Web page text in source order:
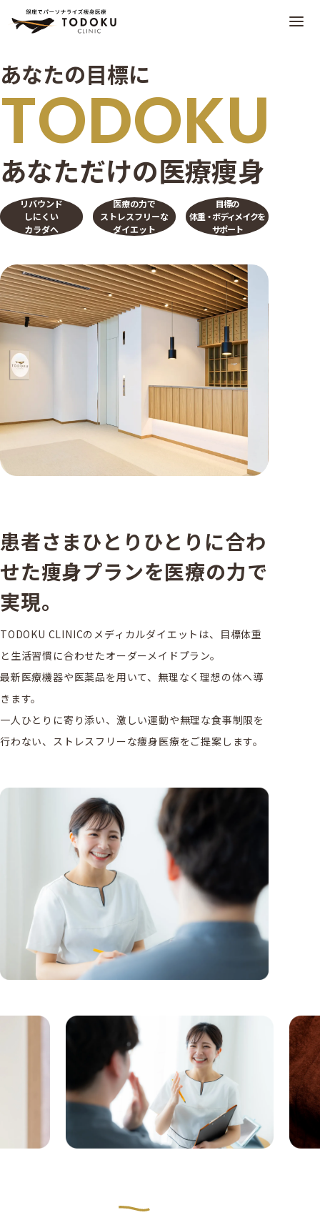
あなたの目標に
TODOKU
あなただけの医療痩身
リバウンド
しにくい
カラダへ
医療の力で
ストレスフリーな
ダイエット
目標の
体重・ボディメイクを
サポート
患者さまひとりひとりに合わ
せた痩身プランを医療の力で
実現。
TODOKU CLINICのメディカルダイエットは、目標体重
と生活習慣に合わせたオーダーメイドプラン。
最新医療機器や医薬品を用いて、無理なく理想の体へ導
きます。
一人ひとりに寄り添い、激しい運動や無理な食事制限を
行わない、ストレスフリーな痩身医療をご提案します。